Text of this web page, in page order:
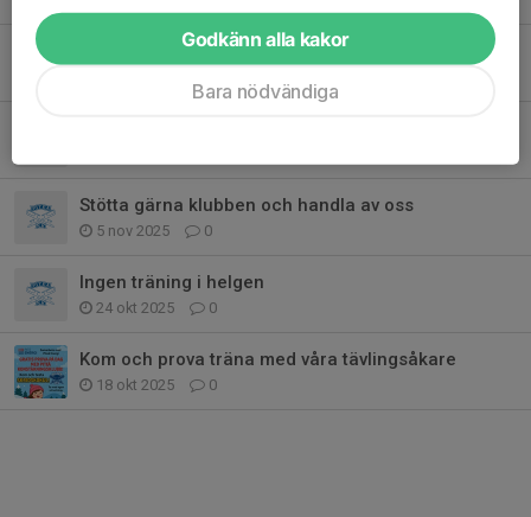
Leverans av Delikatesskungen
Stötta gärna klubben och handla av oss
5 nov 2025 0
Ingen träning i helgen
24 okt 2025 0
Kom och prova träna med våra tävlingsåkare
18 okt 2025 0
Godkänn alla kakor
Bara nödvändiga